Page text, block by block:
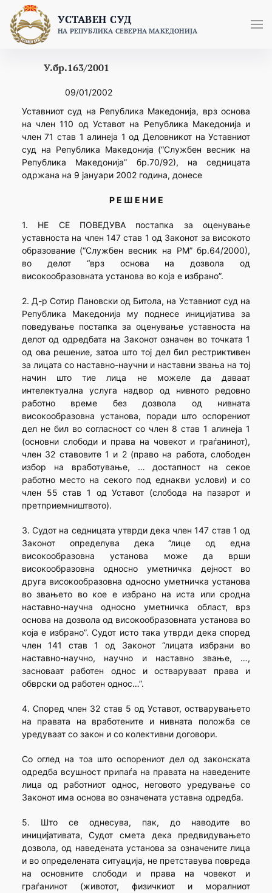
content
УСТАВЕН СУД
НА РЕПУБЛИКА СЕВЕРНА МАКЕДОНИЈА
У.бр.163/2001
09/01/2002
Уставниот суд на Република Македонија, врз основа
на член 110 од Уставот на Република Македонија и
член 71 став 1 алинеја 1 од Деловникот на Уставниот
суд на Република Македонија (“Службен весник на
Република Македонија” бр.70/92), на седницата
одржана на 9 јануари 2002 година, донесе
Р Е Ш Е Н И Е
1. НЕ СЕ ПОВЕДУВА постапка за оценување
уставноста на член 147 став 1 од Законот за високото
образование (“Службен весник на РМ” бр.64/2000),
во делот “врз основа на дозвола од
високообразовната установа во која е избрано”.
2. Д-р Сотир Пановски од Битола, на Уставниот суд на
Република Македонија му поднесе иницијатива за
поведување постапка за оценување уставноста на
делот од одредбата на Законот означен во точката 1
од ова решение, затоа што тој дел бил рестриктивен
за лицата со наставно-научни и наставни звања на тој
начин што тие лица не можеле да даваат
интелектуална услуга надвор од нивното редовно
работно време без дозвола од нивната
високообразовна установа, поради што оспорениот
дел не бил во согласност со член 8 став 1 алинеја 1
(основни слободи и права на човекот и граѓанинот),
член 32 ставовите 1 и 2 (право на работа, слободен
избор на вработување, … достапност на секое
работно место на секого под еднакви услови) и со
член 55 став 1 од Уставот (слобода на пазарот и
претприемништвото).
3. Судот на седницата утврди дека член 147 став 1 од
Законот определува дека “лице од една
високообразовна установа може да врши
високообразовна односно уметничка дејност во
друга високообразовна односно уметничка установа
во звањето во кое е избрано на иста или сродна
наставно-научна односно уметничка област, врз
основа на дозвола од високообразовната установа во
која е избрано”. Судот исто така утврди дека според
член 141 став 1 од Законот “лицата избрани во
наставно-научно, научно и наставно звање, …,
засноваат работен однос и остваруваат права и
обврски од работен однос…”.
4. Според член 32 став 5 од Уставот, остварувањето
на правата на вработените и нивната положба се
уредуваат со закон и со колективни договори.
Со оглед на тоа што оспорениот дел од законската
одредба всушност припаѓа на правата на наведените
лица од работниот однос, неговото уредување со
Законот има основа во означената уставна одредба.
5. Што се однесува, пак, до наводите во
иницијативата, Судот смета дека предвидувањето
дозвола, од наведената установа за означените лица
и во определената ситуација, не претставува повреда
на основните слободи и права на човекот и
граѓанинот (животот, физичкиот и моралниот